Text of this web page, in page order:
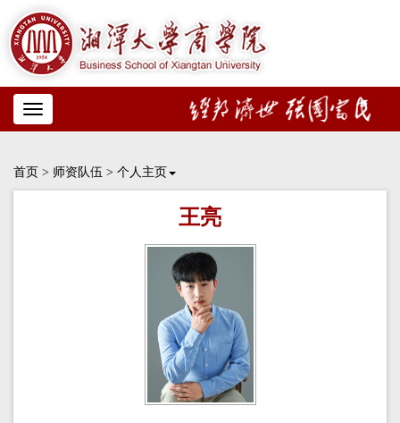
Toggle
navigation
首页 > 师资队伍 > 个人主页
王亮